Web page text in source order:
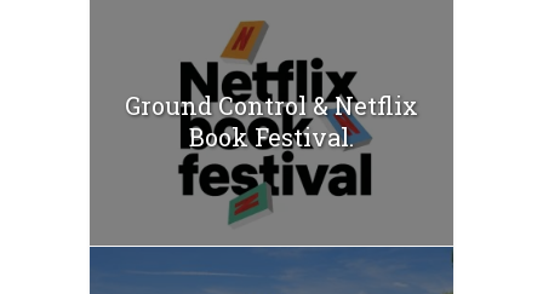
Ground Control & Netflix
Book Festival.